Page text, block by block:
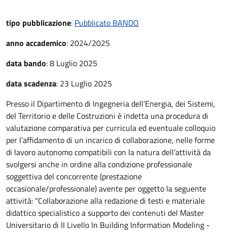
tipo pubblicazione: Pubblicato BANDO
anno accademico: 2024/2025
data bando:8 Luglio 2025
data scadenza: 23 Luglio 2025
Presso il Dipartimento di Ingegneria dell’Energia, dei Sistemi,
del Territorio e delle Costruzioni è indetta una procedura di
valutazione comparativa per curricula ed eventuale colloquio
per l’affidamento di un incarico di collaborazione, nelle forme
di lavoro autonomo compatibili con la natura dell’attività da
svolgersi anche in ordine alla condizione professionale
soggettiva del concorrente (prestazione
occasionale/professionale) avente per oggetto la seguente
attività: "Collaborazione alla redazione di testi e materiale
didattico specialistico a supporto dei contenuti del Master
Universitario di II Livello In Building Information Modeling -